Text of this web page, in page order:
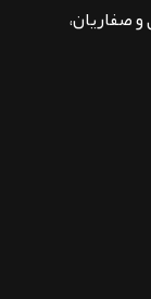
و صفاریان،